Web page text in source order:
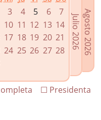
3 4 5 6
7
10 11 12 13 14
17 18 19 20 21
24 25 26 27 28
Agosto 2026
Julio 2026
☐ Presidenta